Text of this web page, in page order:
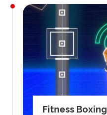
Fitness